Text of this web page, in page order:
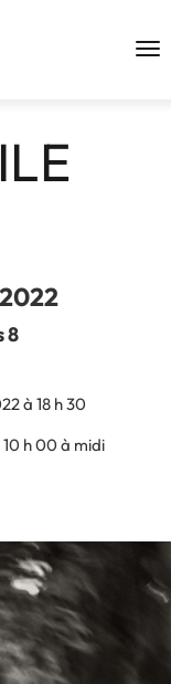
8
à 18 h 30
h 00 à midi